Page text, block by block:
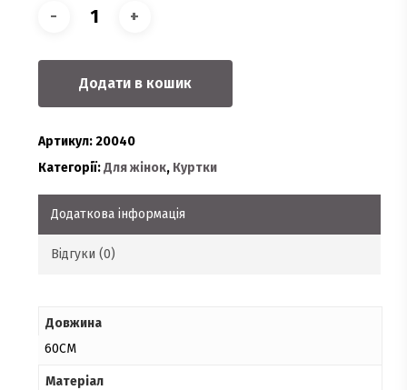
Додати в кошик
Артикул:20040
Категорії:Для жінок, Куртки
Додаткова інформація
Відгуки (0)
Довжина
60СМ
Матеріал